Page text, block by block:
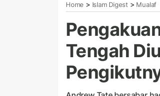
Home > Islam Digest > Mualaf
Tengah